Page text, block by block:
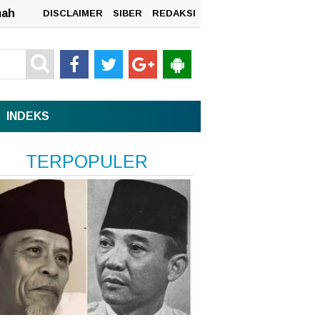
REDAKSI
SIBER
DISCLAIMER
INDEKS
TERPOPULER